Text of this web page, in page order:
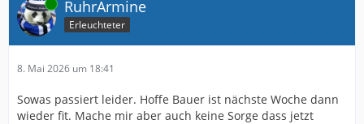
Online RuhrArmine
Erleuchteter
8. Mai 2026 um 18:41
Sowas passiert leider. Hoffe Bauer ist nächste Woche dann
wieder fit. Mache mir aber auch keine Sorge dass jetzt